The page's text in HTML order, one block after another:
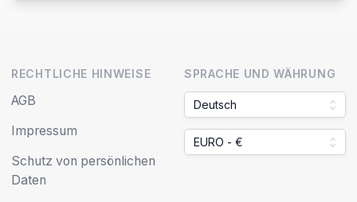
RECHTLICHE HINWEISE
AGB
Impressum
Schutz von persönlichen
Daten
SPRACHE UND WÄHRUNG
Deutsch
EURO - €